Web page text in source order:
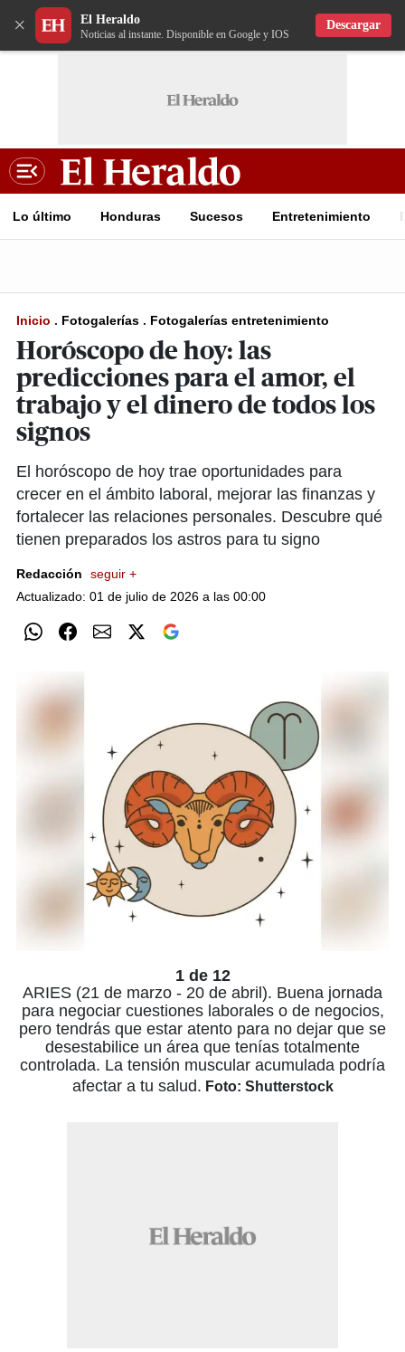
× El Heraldo
Noticias al instante. Disponible en Google y IOS
Descargar
Lo último Honduras Sucesos Entretenimiento
Inicio . Fotogalerías . Fotogalerías entretenimiento
Horóscopo de hoy: las
predicciones para el amor, el
trabajo y el dinero de todos los
signos
El horóscopo de hoy trae oportunidades para
crecer en el ámbito laboral, mejorar las finanzas y
fortalecer las relaciones personales. Descubre qué
tienen preparados los astros para tu signo
Redacción
seguir +
Actualizado: 01 de julio de 2026 a las 00:00
1 de 12
ARIES (21 de marzo - 20 de abril). Buena jornada
para negociar cuestiones laborales o de negocios,
pero tendrás que estar atento para no dejar que se
desestabilice un área que tenías totalmente
controlada. La tensión muscular acumulada podría
afectar a tu salud. Foto: Shutterstock